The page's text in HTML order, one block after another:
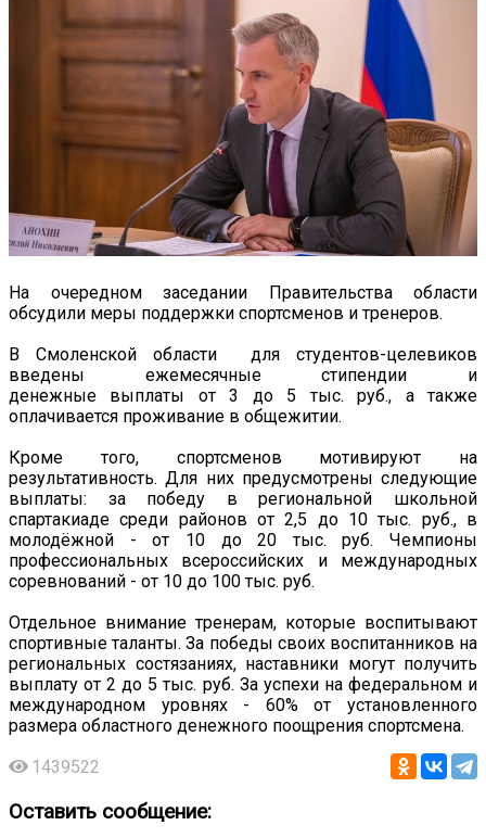
На очередном заседании Правительства области
обсудили меры поддержки спортсменов и тренеров.
В Смоленской области для студентов-целевиков
введены ежемесячные стипендии и
денежные
выплаты от 3 до 5 тыс. руб., а также
оплачивается проживание в общежитии.
Кроме того, спортсменов мотивируют на
результативность. Для них предусмотрены следующие
выплаты: за победу в региональной школьной
спартакиаде среди районов от 2,5 до 10 тыс. руб., в
молодёжной - от 10 до 20 тыс. руб. Чемпионы
профессиональных всероссийских и международных
соревнований - от 10 до 100 тыс. руб.
Отдельное внимание тренерам, которые воспитывают
спортивные таланты. За победы своих воспитанников на
региональных состязаниях, наставники могут получить
выплату от 2 до 5 тыс. руб. За успехи на федеральном и
международном уровнях - 60% от установленного
размера областного денежного поощрения спортсмена.
1439522
Оставить сообщение: